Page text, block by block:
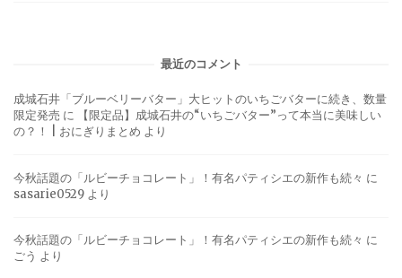
最近のコメント
成城石井「ブルーベリーバター」大ヒットのいちごバターに続き、数量
限定発売 に
【限定品】成城石井の“いちごバター”って本当に美味しい
の？！ | おにぎりまとめ より
今秋話題の「ルビーチョコレート」！有名パティシエの新作も続々 に
sasarie0529 より
今秋話題の「ルビーチョコレート」！有名パティシエの新作も続々 に
ごう より